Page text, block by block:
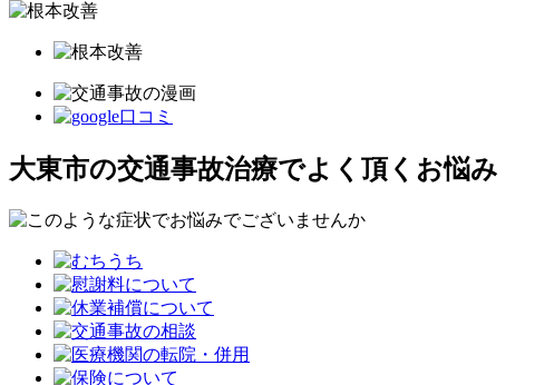
大東市の交通事故治療でよく頂くお悩み